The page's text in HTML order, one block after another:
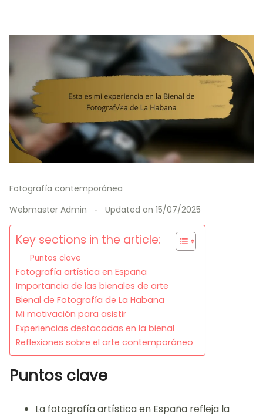
Fotografía contemporánea
Webmaster Admin
Updated on 15/07/2025
Key sections in the article:
Puntos clave
Fotografía artística en España
Importancia de las bienales de arte
Bienal de Fotografía de La Habana
Mi motivación para asistir
Experiencias destacadas en la bienal
Reflexiones sobre el arte contemporáneo
Puntos clave
La fotografía artística en España refleja la